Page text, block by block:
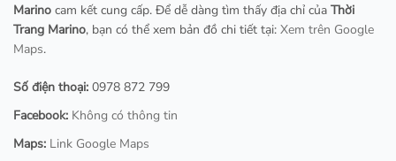
Marino cam kết cung cấp. Để dễ dàng tìm thấy địa chỉ của Thời
Trang Marino, bạn có thể xem bản đồ chi tiết tại: Xem trên Google
Maps.
Số điện thoại: 0978 872 799
Facebook: Không có thông tin
Maps: Link Google Maps